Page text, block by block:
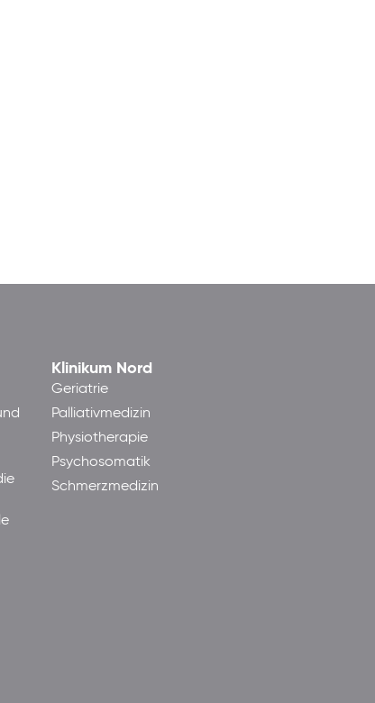
Klinikum Nord
Geriatrie
Palliativmedizin
Physiotherapie
Psychosomatik
Schmerzmedizin